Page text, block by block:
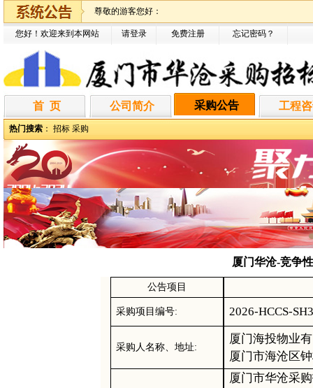
尊敬的游客您好：
您好！欢迎来到本网站 请登录 免费注册 忘记密码？
首 页 公司简介 采购公告 工程
热门搜索 ： 招标 采购
厦门华沧-竞争
公告项目
采购项目编号: 2026-HCCS-
采购人名称、地址:
厦门海投物业
厦门市海沧区
厦门市华沧采